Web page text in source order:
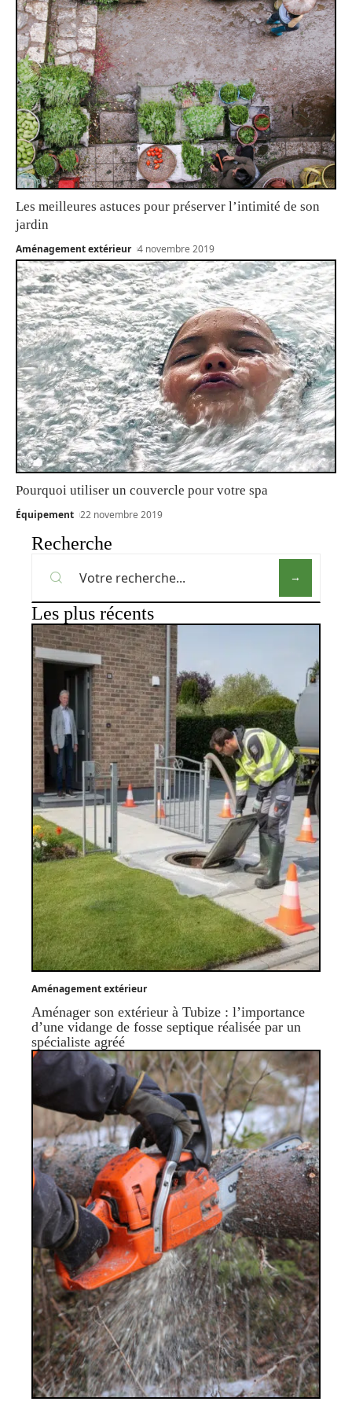
Les meilleures astuces pour préserver l’intimité de son
jardin
Aménagement extérieur 4 novembre 2019
Pourquoi utiliser un couvercle pour votre spa
Équipement 22 novembre 2019
Recherche
Les plus récents
Aménagement extérieur
Aménager son extérieur à Tubize : l’importance
d’une vidange de fosse septique réalisée par un
spécialiste agréé